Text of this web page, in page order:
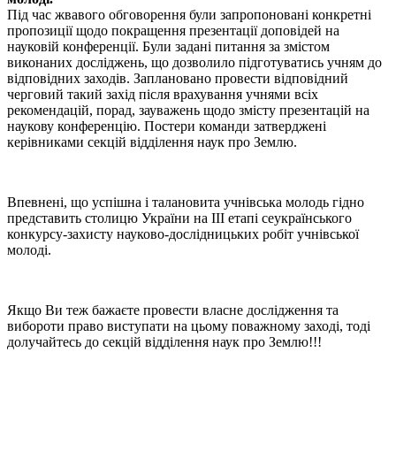
Під час жвавого обговорення були запропоновані конкретні
пропозиції щодо покращення презентації доповідей на
науковій конференції. Були задані питання за змістом
виконаних досліджень, що дозволило підготуватись учням до
відповідних заходів. Заплановано провести відповідний
черговий такий захід після врахування учнями всіх
рекомендацій, порад, зауважень щодо змісту презентацій на
наукову конференцію. Постери команди затверджені
керівниками секцій відділення наук про Землю.
Впевнені, що успішна і талановита учнівська молодь гідно
представить столицю України на ІІІ етапі сеукраїнського
конкурсу-захисту науково-дослідницьких робіт учнівської
молоді.
Якщо Ви теж бажаєте провести власне дослідження та
вибороти право виступати на цьому поважному заході, тоді
долучайтесь до секцій відділення наук про Землю!!!